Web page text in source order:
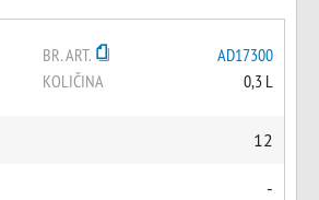
BR. ART.
AD17300
KOLIČINA
0,3 L
12
-